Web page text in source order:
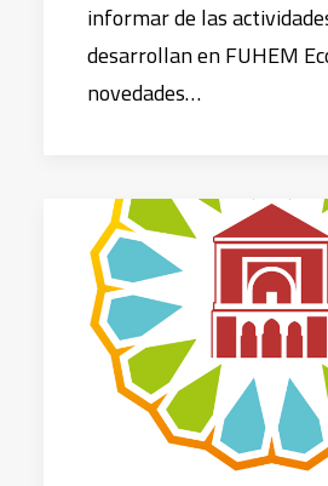
informar de las
desarrollan en FUHEM
novedades…